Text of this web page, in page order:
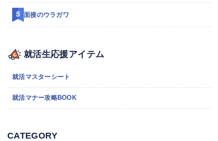
面接のウラガワ
就活生応援アイテム
就活マスターシート
就活マナー攻略BOOK
CATEGORY